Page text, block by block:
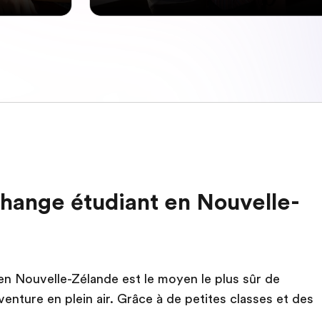
étudiant en Nouvelle-
Nouvelle-Zélande est le moyen le plus sûr de
en plein air. Grâce à de petites classes et des